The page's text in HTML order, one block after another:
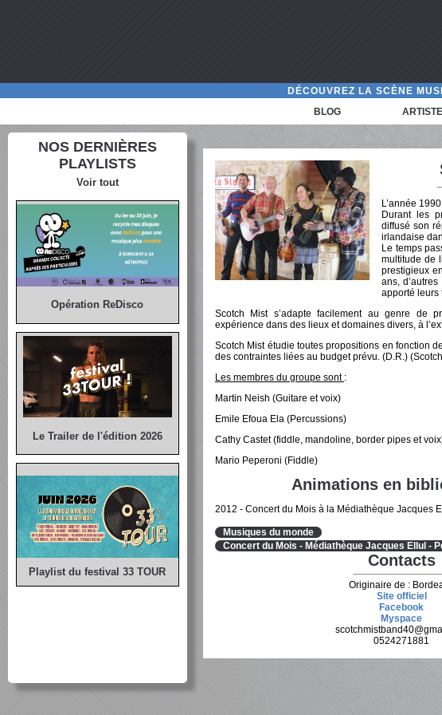
DÉCOUVREZ LA SCÈNE
BLOG
NOS DERNIÈRES
PLAYLISTS
Voir tout
Opération ReDisco
Le Trailer de l'édition 2026
Playlist du festival 33 TOUR
L’année
Durant les
diffusé son
irlandaise
Le temps
multitude de
prestigieux
ans,
apporté leurs
Scotch Mist s’adapte facilement au genre de
expérience dans des lieux et domaines divers, à
Scotch Mist étudie toutes propositions en fonction
des contraintes liées au budget prévu. (D.R.)
Les membres du groupe sont :
Martin Neish (Guitare et voix)
Emile Efoua Ela (Percussions)
Cathy Castet (fiddle, mandoline, border pipes et
Mario Peperoni (Fiddle)
Animations en
2012 - Concert du Mois à la Médiathèque Jacques
Musiques du monde
Concert du Mois - Médiathèque Jacques Ellul -
Contacts
Originaire de :
Site officiel
Facebook
Myspace
0524271881